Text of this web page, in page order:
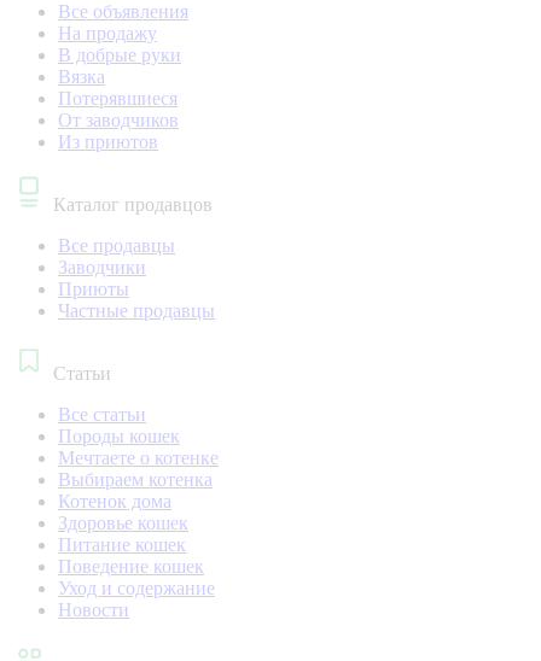
Все объявления
На продажу
В добрые руки
Вязка
Потерявшиеся
От заводчиков
Из приютов
Каталог продавцов
Все продавцы
Заводчики
Приюты
Частные продавцы
Статьи
Все статьи
Породы кошек
Мечтаете о котенке
Выбираем котенка
Котенок дома
Здоровье кошек
Питание кошек
Поведение кошек
Уход и содержание
Новости